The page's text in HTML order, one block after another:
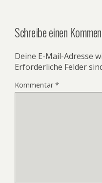
Schreibe einen
Deine E-Mail-Adresse
Erforderliche Felder
Kommentar*